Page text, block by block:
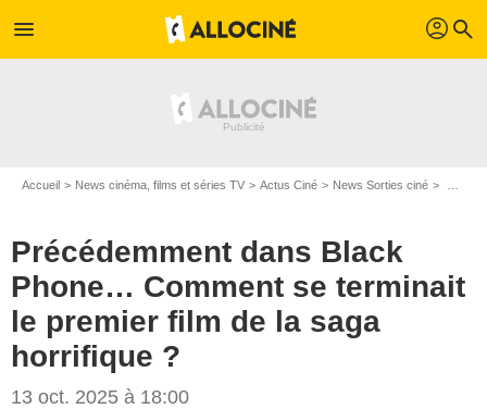
menu profil search
Accueil News cinéma, films et séries TV Actus Ciné News Sorties ciné
Précédemment dans Black
Phone… Comment se terminait
le premier film de la saga
horrifique ?
13 oct. 2025 à 18:00